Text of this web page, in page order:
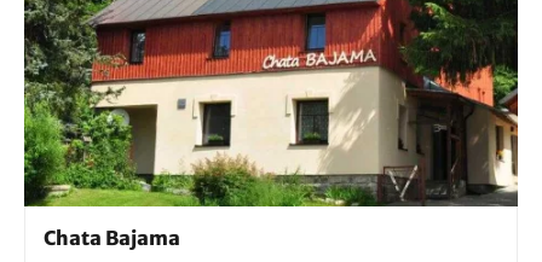
Chata Bajama